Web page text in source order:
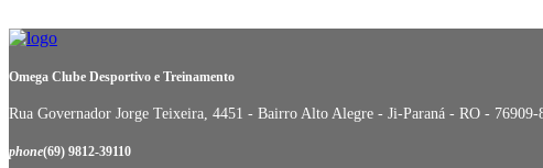
Omega Clube Desportivo e Treinamento
Rua Governador Jorge Teixeira, 4451 - Bairro Alto Alegre - Ji-Paraná - RO - 76909-
phone(69) 9812-39110